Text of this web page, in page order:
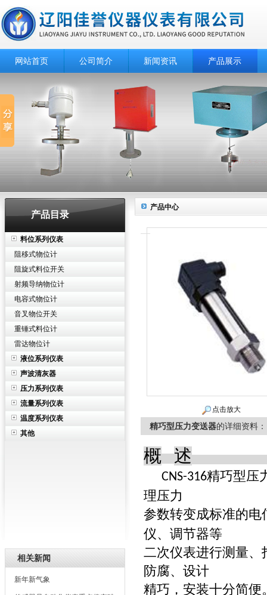
网站首页 公司简介 新闻资讯 产品展示
产品目录
料位系列仪表
阻移式物位计
阻旋式料位开关
射频导纳物位计
电容式物位计
音叉物位开关
重锤式料位计
雷达物位计
液位系列仪表
声波清灰器
压力系列仪表
流量系列仪表
温度系列仪表
其他
相关新闻
新年新气象
产品中心
点击放大
精巧型压力变送器的详细资料：
概 述
CNS-316精巧型压
理压力
参数转变成标准的电
仪、调节器等
二次仪表进行测量、
防腐、设计
精巧，安装十分简便